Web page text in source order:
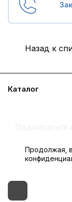
Назад к
Каталог
Продолжая,